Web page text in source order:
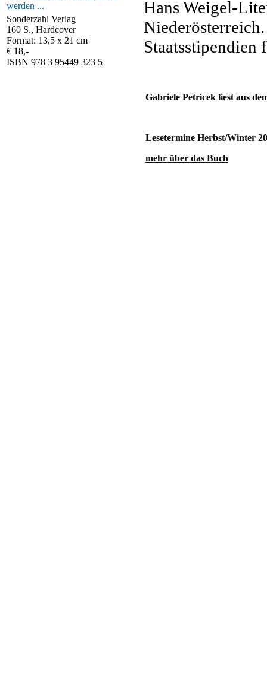
werden ...
Sonderzahl Verlag
160 S., Hardcover
Format: 13,5 x 21 cm
€ 18,-
ISBN 978 3 95449 323 5
Hans Weigel-
Staatsstipendien
Gabriele Petricek liest aus
Lesetermine Herbst/Winter
mehr über das Buch